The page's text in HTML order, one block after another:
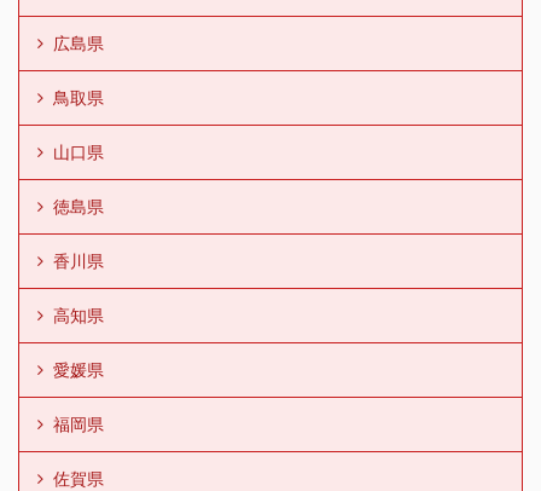
広島県
鳥取県
山口県
徳島県
香川県
高知県
愛媛県
福岡県
佐賀県